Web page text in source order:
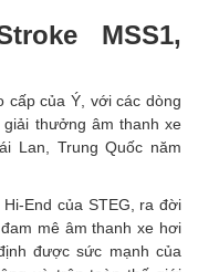
MSS1,
cấp của Ý, với các dòng
thưởng âm thanh xe
Lan, Trung Quốc năm
End của STEG, ra đời
mê âm thanh xe hơi
được sức mạnh của